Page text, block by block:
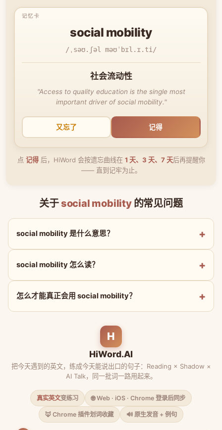
social mobility
/ˌsəʊ.ʃəl məʊˈbɪl.ɪ.ti/
社会流动性
"Access to quality education is the single most
important driver of social mobility."
又忘了 记得
点 记得后，HiWord 会按遗忘曲线在 1 天、3 天、7 天后再提醒你
—— 直到记牢为止。
关于 social mobility的常见问题
social mobility 是什么意思？
social mobility 怎么读？
怎么才能真正会用 social mobility？
H
HiWord.AI
把今天遇到的英文，练成今天能说出口的句子：Reading × Shadow ×
AI Talk，同一批词一路用起来。
真实英文变练习 🌐 Web · iOS · Chrome 登录后同步
🦊 Chrome 插件划词收藏 🔊 原生发音 + 例句